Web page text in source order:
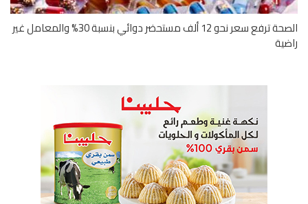
الصحة ترفع سعر نحو 12 ألف مستحضر دوائي بنسبة 30% والمعامل غير